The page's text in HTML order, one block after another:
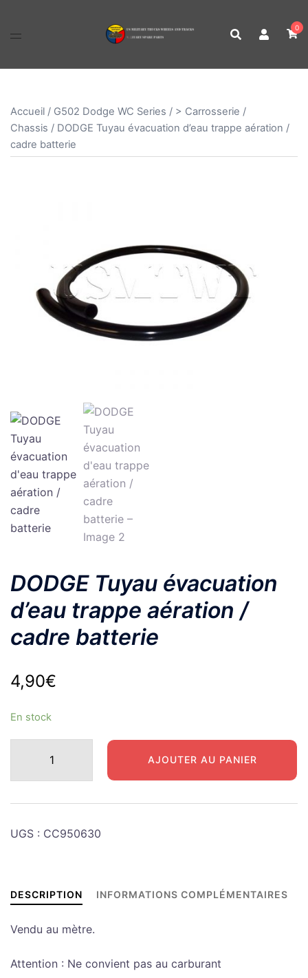
0
Accueil / G502 Dodge WC Series / > Carrosserie /
Chassis / DODGE Tuyau évacuation d’eau trappe aération /
cadre batterie
DODGE Tuyau évacuation
d’eau trappe aération /
cadre batterie
4,90€
En stock
DODGE
Tuyau
d'eau
/
cadre
batterie
AJOUTER AU PANIER
UGS : CC950630
DESCRIPTION INFORMATIONS COMPLÉMENTAIRES
Vendu au mètre.
Attention : Ne convient pas au carburant